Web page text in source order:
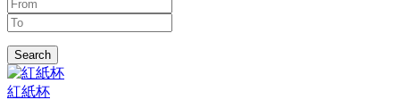
Search
紅紙杯